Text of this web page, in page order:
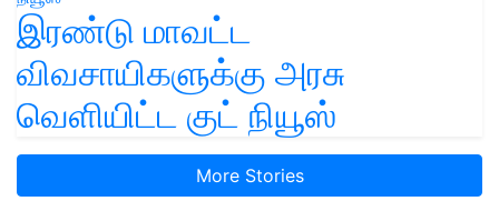
இரண்டு மாவட்ட
விவசாயிகளுக்கு அரசு
வெளியிட்ட குட் நியூஸ்
More Stories